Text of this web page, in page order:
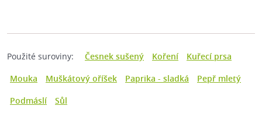
Použité suroviny: Česnek sušený Koření
Kuřecí prsa
Mouka
Muškátový oříšek Paprika - sladká
Pepř mletý
Podmáslí
Sůl